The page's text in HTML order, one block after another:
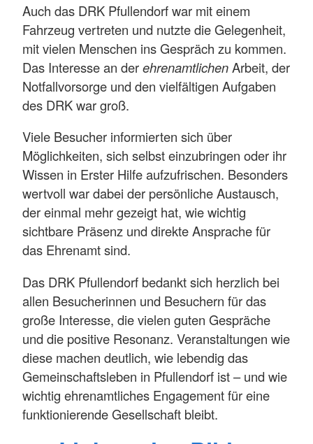
Auch das DRK Pfullendorf war mit einem
Fahrzeug vertreten und nutzte die Gelegenheit,
mit vielen Menschen ins Gespräch zu kommen.
Das Interesse an derehrenamtlichenArbeit, der
Notfallvorsorge und den vielfältigen Aufgaben
des DRK war groß.
Viele Besucher informierten sich über
Möglichkeiten, sich selbst einzubringen oder ihr
Wissen in Erster Hilfe aufzufrischen. Besonders
wertvoll war dabei der persönliche Austausch,
der einmal mehr gezeigt hat, wie wichtig
sichtbare Präsenz und direkte Ansprache für
das Ehrenamt sind.
Das DRK Pfullendorf bedankt sich herzlich bei
allen Besucherinnen und Besuchern für das
große Interesse, die vielen guten Gespräche
und die positive Resonanz. Veranstaltungen wie
diese machen deutlich, wie lebendig das
Gemeinschaftsleben in Pfullendorf ist – und wie
wichtig ehrenamtliches Engagement für eine
funktionierende Gesellschaft bleibt.